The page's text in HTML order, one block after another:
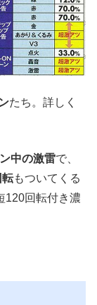
たち。詳しく
中の激雷で、
転もついてくる
120回転付き濃